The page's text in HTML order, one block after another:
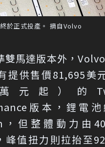
於正式投產。 摘自Volvo
雙馬達版本外，
提供售價81,695美
萬元起）的
版本，鋰電
，但整體動力由
峰值扭力則拉抬至